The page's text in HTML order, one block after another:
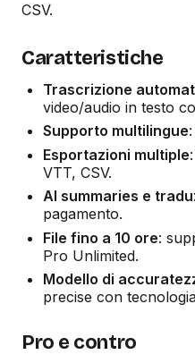
CSV.
Caratteristiche
Trascrizione
video/audio in testo
Supporto multilingue
Esportazioni multiple
VTT, CSV.
AI summaries e
pagamento.
File fino a 10 ore:
Pro Unlimited.
Modello di
precise con
Pro e contro